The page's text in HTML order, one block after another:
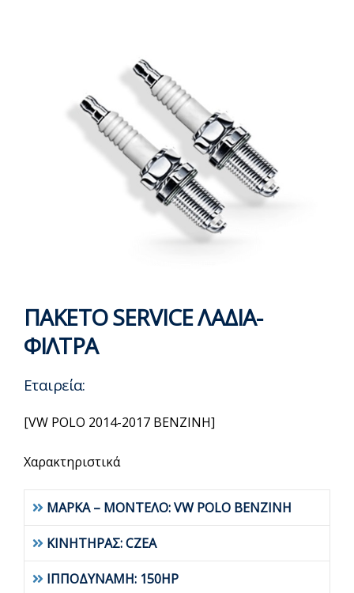
ΠΑΚΕΤΟ SERVICE ΛΑΔΙΑ-
ΦΙΛΤΡΑ
Εταιρεία:
[VW POLO 2014-2017 BENZINH]
Χαρακτηριστικά
ΜΑΡΚΑ – ΜΟΝΤΕΛΟ: VW POLO BENZINH
ΚΙΝΗΤΗΡΑΣ: CZEA
ΙΠΠΟΔΥΝΑΜΗ: 150HP